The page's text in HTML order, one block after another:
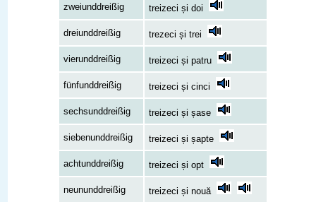
zweiunddreißig treizeci și doi
dreiunddreißig trezeci și trei
vierunddreißig treizeci și patru
fünfunddreißig treizeci și cinci
sechsunddreißig treizeci și șase
siebenunddreißig treizeci și șapte
achtunddreißig treizeci și opt
neununddreißig treizeci și nouă